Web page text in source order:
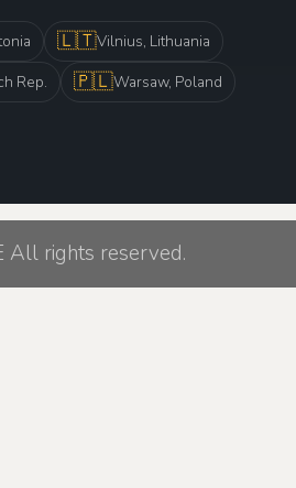
🇱🇹Vilnius, Lithuania
Rep. 🇵🇱Warsaw, Poland
All rights reserved.